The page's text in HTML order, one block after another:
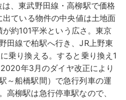
は、東武野田線・高柳駅で価格
ている物件の中央値は土地面
約101平米という広さ。東京
田線で柏駅へ行き、JR上野東
乗り換える。すると乗り換え1
年3月のダイヤ改正により
～船橋駅間）で急行列車の運
高柳駅は急行停車駅なので、